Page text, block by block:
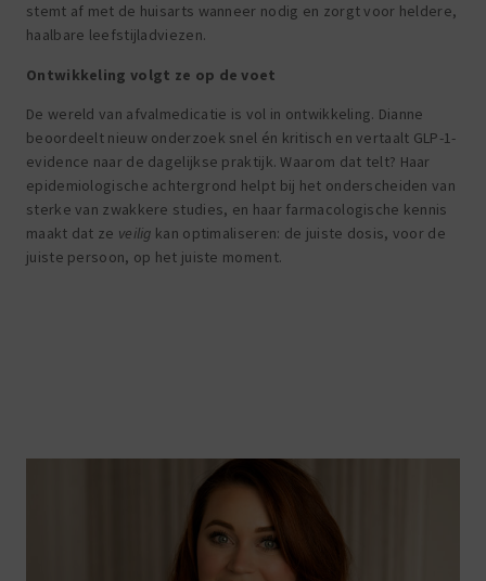
stemt af met de huisarts wanneer nodig en zorgt voor heldere,
haalbare leefstijladviezen.
Ontwikkeling volgt ze op de voet
De wereld van afvalmedicatie is vol in ontwikkeling. Dianne
beoordeelt nieuw onderzoek snel én kritisch en vertaalt GLP-1-
evidence naar de dagelijkse praktijk.Waarom dat telt? Haar
epidemiologische achtergrond helpt bij het onderscheiden van
sterke van zwakkere studies, en haar farmacologische kennis
maakt dat ze veilig kan optimaliseren: de juiste dosis, voor de
juiste persoon, op het juiste moment.